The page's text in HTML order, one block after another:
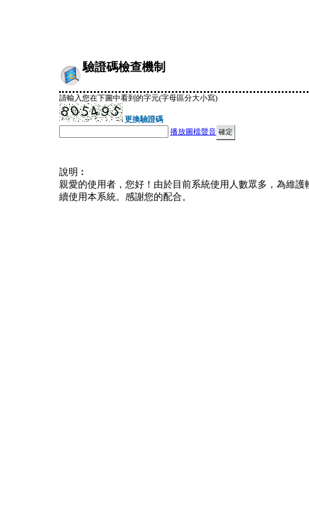
驗證碼檢查機制
請輸入您在下圖中看到的字元(字母區分大小寫)
更換驗證碼
播放圖檔聲音
說明︰
親愛的使用者，您好！由於目前系統使用人數眾多，為維
續使用本系統。感謝您的配合。